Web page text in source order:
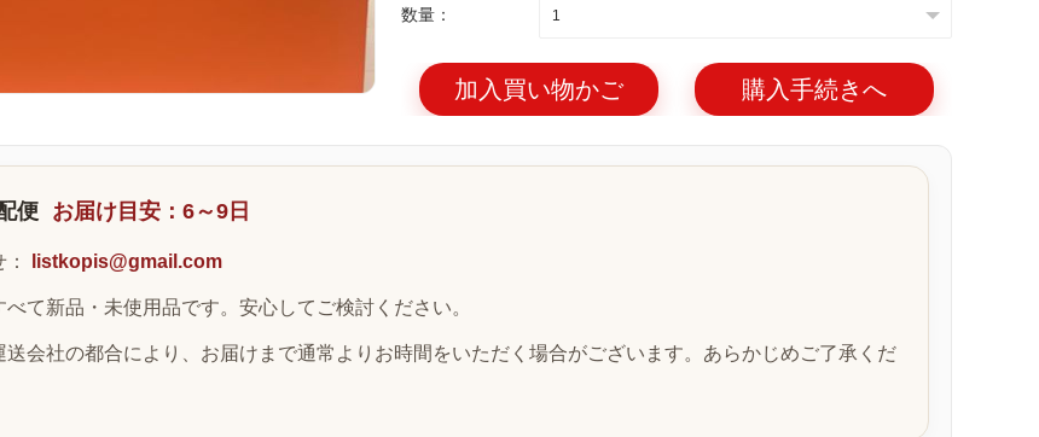
数量：
加入買い物かご 購入手続きへ
便 お届け目安：6～9日
listkopis@gmail.com
て新品・未使用品です。安心してご検討ください。
送会社の都合により、お届けまで通常よりお時間をいただく場合がございます。あらかじめご了承くだ